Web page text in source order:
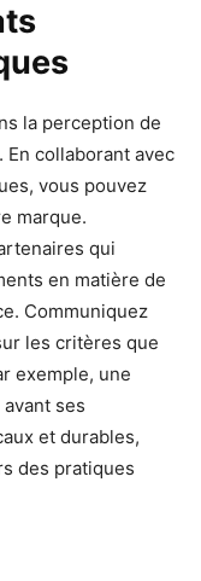
la perception de
collaborant avec
vous pouvez
marque.
qui
en matière de
Communiquez
les critères que
exemple, une
ses
et durables,
des pratiques